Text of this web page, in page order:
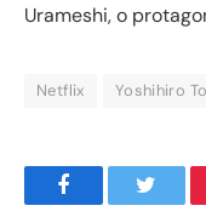
Urameshi, o
Netflix Yoshihiro
Facebook